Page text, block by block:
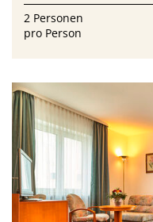
2 Personen
pro Person